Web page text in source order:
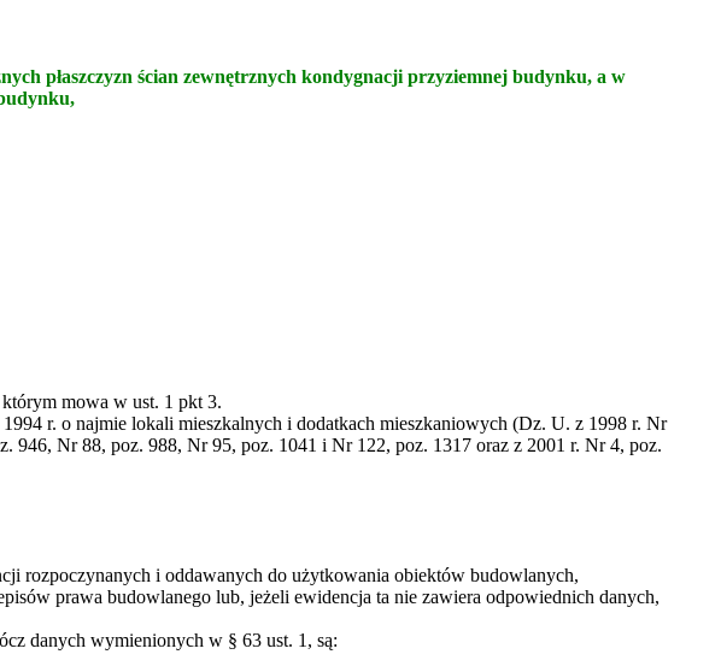
płaszczyzn ścian zewnętrznych kondygnacji przyziemnej budynku, a w
mowa w ust. 1 pkt 3.
r. o najmie lokali mieszkalnych i dodatkach mieszkaniowych (Dz. U. z 1998 r. Nr
946, Nr 88, poz. 988, Nr 95, poz. 1041 i Nr 122, poz. 1317 oraz z 2001 r. Nr 4, poz.
rozpoczynanych i oddawanych do użytkowania obiektów budowlanych,
prawa budowlanego lub, jeżeli ewidencja ta nie zawiera odpowiednich danych,
danych wymienionych w § 63 ust. 1, są: